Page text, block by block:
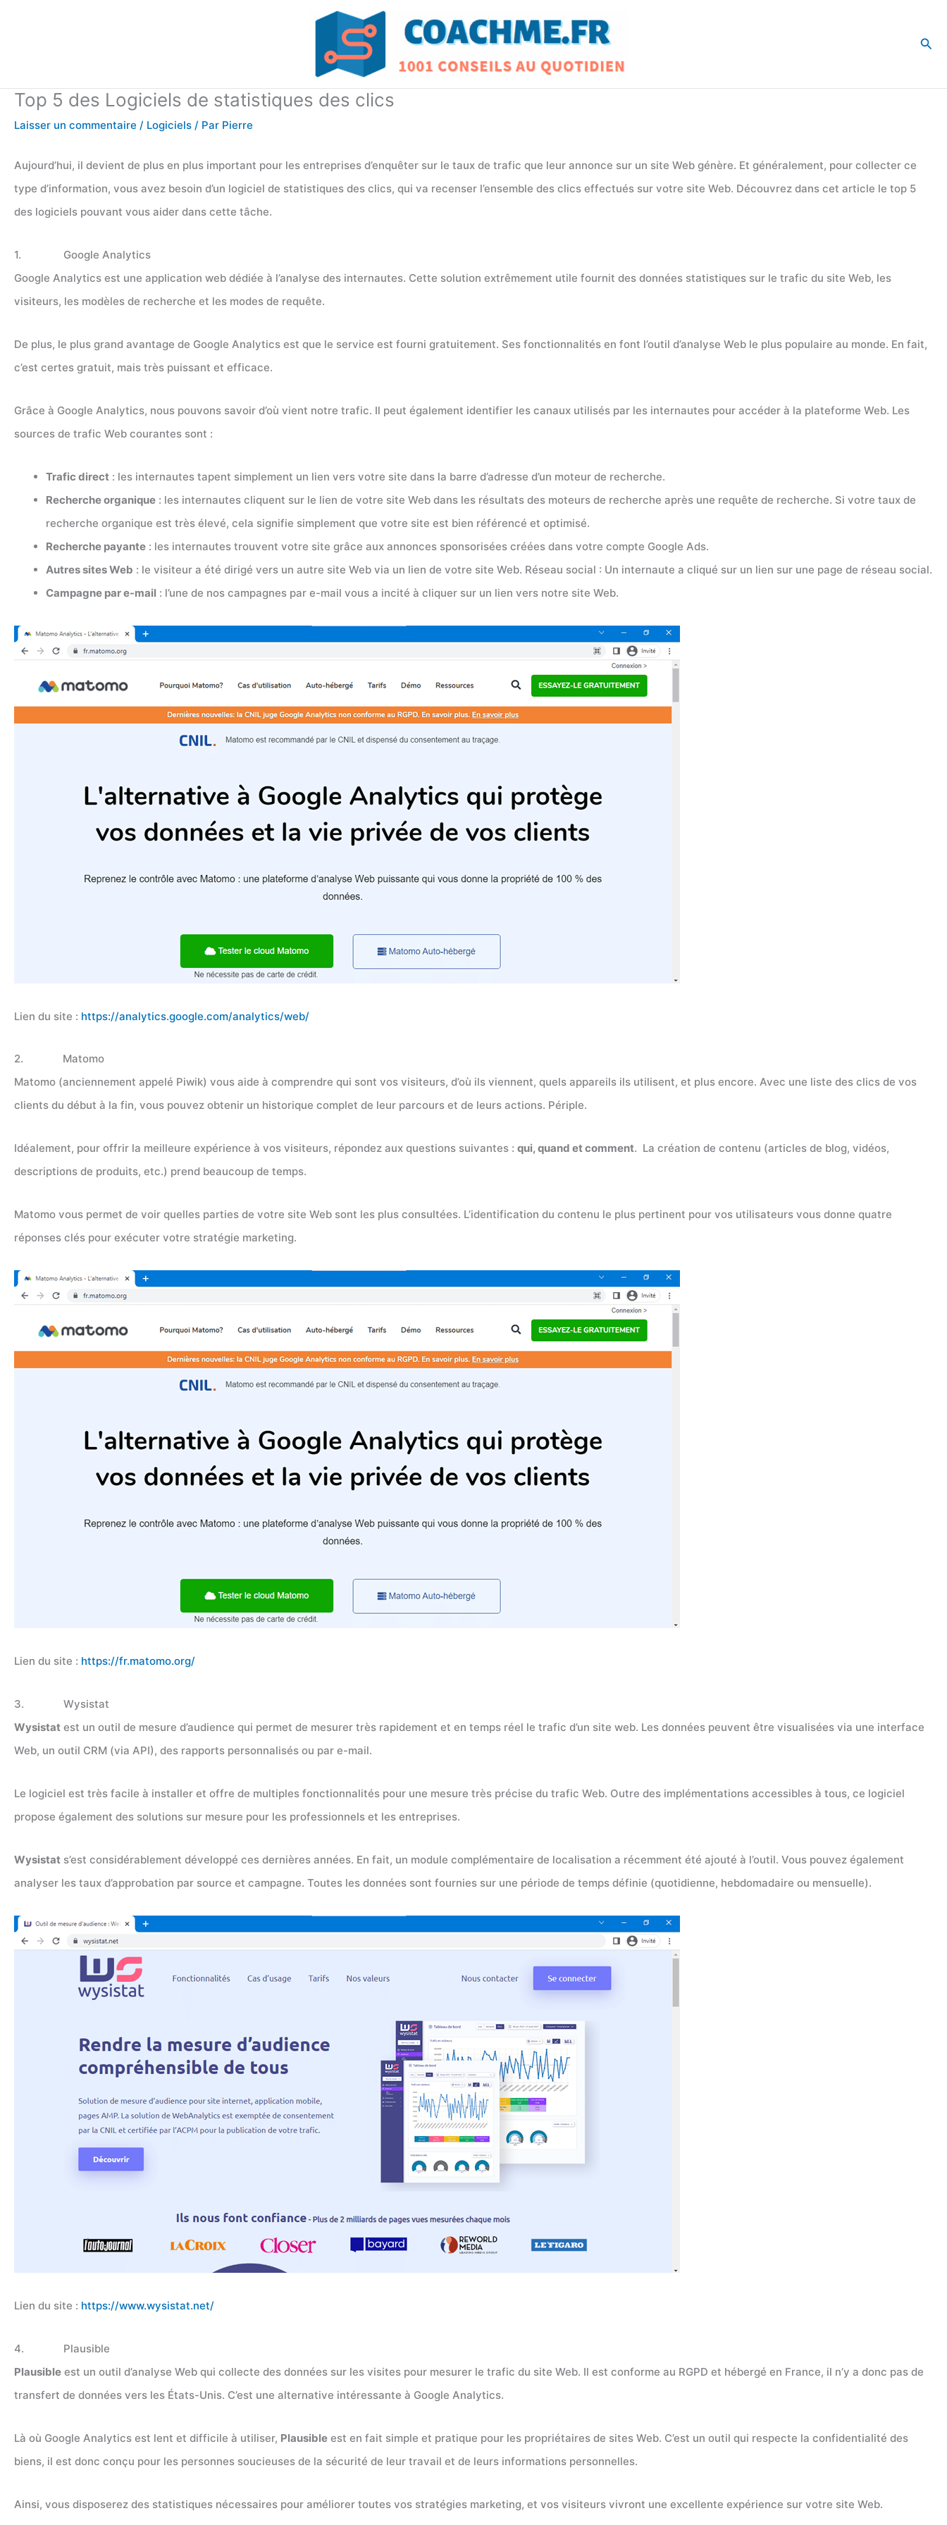
Top 5 des Logiciels de statistiques des clics
Laisser un commentaire / Logiciels / Par Pierre
Aujourd’hui, il devient de plus en plus important pour les entreprises d’enquêter sur le taux de trafic que leur annonce sur un site Web génère. Et généralement, pour collecter ce
type d’information, vous avez besoin d’un logiciel de statistiques des clics, qui va recenser l’ensemble des clics effectués sur votre site Web. Découvrez dans cet article le top 5
des logiciels pouvant vous aider dans cette tâche.
1. Google Analytics
Google Analytics est une application web dédiée à l’analyse des internautes. Cette solution extrêmement utile fournit des données statistiques sur le trafic du site Web, les
visiteurs, les modèles de recherche et les modes de requête.
De plus, le plus grand avantage de Google Analytics est que le service est fourni gratuitement. Ses fonctionnalités en font l’outil d’analyse Web le plus populaire au monde. En fait,
c’est certes gratuit, mais très puissant et efficace.
Grâce à Google Analytics, nous pouvons savoir d’où vient notre trafic. Il peut également identifier les canaux utilisés par les internautes pour accéder à la plateforme Web. Les
sources de trafic Web courantes sont :
Trafic direct : les internautes tapent simplement un lien vers votre site dans la barre d’adresse d’un moteur de recherche.
Recherche organique : les internautes cliquent sur le lien de votre site Web dans les résultats des moteurs de recherche après une requête de recherche. Si votre taux de
recherche organique est très élevé, cela signifie simplement que votre site est bien référencé et optimisé.
Recherche payante : les internautes trouvent votre site grâce aux annonces sponsorisées créées dans votre compte Google Ads.
Autres sites Web : le visiteur a été dirigé vers un autre site Web via un lien de votre site Web. Réseau social : Un internaute a cliqué sur un lien sur une page de réseau social.
Campagne par e-mail : l’une de nos campagnes par e-mail vous a incité à cliquer sur un lien vers notre site Web.
Lien du site : https://analytics.google.com/analytics/web/
2. Matomo
Matomo (anciennement appelé Piwik) vous aide à comprendre qui sont vos visiteurs, d’où ils viennent, quels appareils ils utilisent, et plus encore. Avec une liste des clics de vos
clients du début à la fin, vous pouvez obtenir un historique complet de leur parcours et de leurs actions. Périple.
Idéalement, pour offrir la meilleure expérience à vos visiteurs, répondez aux questions suivantes : qui, quand et comment. La création de contenu (articles de blog, vidéos,
descriptions de produits, etc.) prend beaucoup de temps.
Matomo vous permet de voir quelles parties de votre site Web sont les plus consultées. L’identification du contenu le plus pertinent pour vos utilisateurs vous donne quatre
réponses clés pour exécuter votre stratégie marketing.
Lien du site : https://fr.matomo.org/
3. Wysistat
Wysistat est un outil de mesure d’audience qui permet de mesurer très rapidement et en temps réel le trafic d’un site web. Les données peuvent être visualisées via une interface
Web, un outil CRM (via API), des rapports personnalisés ou par e-mail.
Le logiciel est très facile à installer et offre de multiples fonctionnalités pour une mesure très précise du trafic Web. Outre des implémentations accessibles à tous, ce logiciel
propose également des solutions sur mesure pour les professionnels et les entreprises.
Wysistat s’est considérablement développé ces dernières années. En fait, un module complémentaire de localisation a récemment été ajouté à l’outil. Vous pouvez également
analyser les taux d’approbation par source et campagne. Toutes les données sont fournies sur une période de temps définie (quotidienne, hebdomadaire ou mensuelle).
Lien du site : https://www.wysistat.net/
4. Plausible
Plausible est un outil d’analyse Web qui collecte des données sur les visites pour mesurer le trafic du site Web. Il est conforme au RGPD et hébergé en France, il n’y a donc pas de
transfert de données vers les États-Unis. C’est une alternative intéressante à Google Analytics.
Là où Google Analytics est lent et difficile à utiliser, Plausible est en fait simple et pratique pour les propriétaires de sites Web. C’est un outil qui respecte la confidentialité des
biens, il est donc conçu pour les personnes soucieuses de la sécurité de leur travail et de leurs informations personnelles.
Ainsi, vous disposerez des statistiques nécessaires pour améliorer toutes vos stratégies marketing, et vos visiteurs vivront une excellente expérience sur votre site Web.